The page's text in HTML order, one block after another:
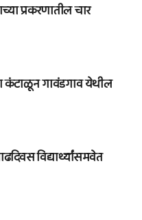
प्रकरणातील चार
कंटाळून गावंडगाव येथील
विद्यार्थ्यांसमवेत